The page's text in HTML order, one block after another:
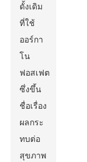
ดั้งเดิม
ที่ใช้
ออร์กา
โน
ฟอสเฟต
ซึ่งขึ้น
ชื่อเรื่อง
ผลกระ
ทบต่อ
สุขภาพ